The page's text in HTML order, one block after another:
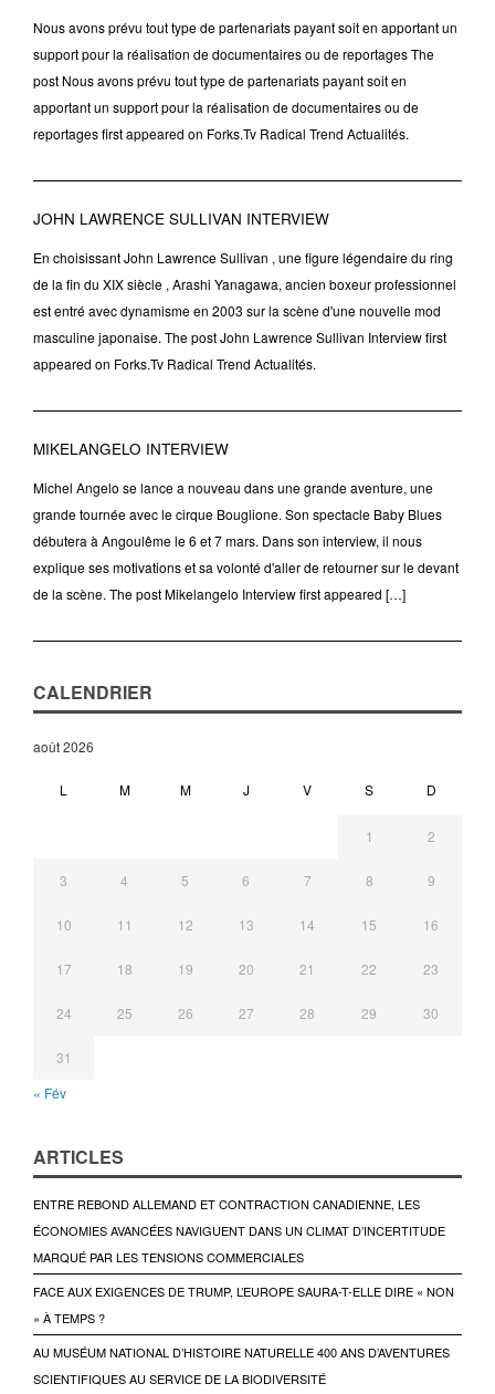
Nous avons prévu tout type de partenariats payant soit en apportant un
support pour la réalisation de documentaires ou de reportages The
post Nous avons prévu tout type de partenariats payant soit en
apportant un support pour la réalisation de documentaires ou de
reportages first appeared on Forks.Tv Radical Trend Actualités.
JOHN LAWRENCE SULLIVAN INTERVIEW
En choisissant John Lawrence Sullivan , une figure légendaire du ring
de la fin du XIX siècle , Arashi Yanagawa, ancien boxeur professionnel
est entré avec dynamisme en 2003 sur la scène d'une nouvelle mod
masculine japonaise. The post John Lawrence Sullivan Interview first
appeared on Forks.Tv Radical Trend Actualités.
MIKELANGELO INTERVIEW
Michel Angelo se lance a nouveau dans une grande aventure, une
grande tournée avec le cirque Bouglione. Son spectacle Baby Blues
débutera à Angoulême le 6 et 7 mars. Dans son interview, il nous
explique ses motivations et sa volonté d'aller de retourner sur le devant
de la scène. The post Mikelangelo Interview first appeared […]
CALENDRIER
août 2026
L M M J V S D
1 2
3 4 5 6 7 8 9
10 11 12 13 14 15 16
17 18 19 20 21 22 23
24 25 26 27 28 29 30
31
« Fév
ARTICLES
ENTRE REBOND ALLEMAND ET CONTRACTION CANADIENNE, LES
ÉCONOMIES AVANCÉES NAVIGUENT DANS UN CLIMAT D’INCERTITUDE
MARQUÉ PAR LES TENSIONS COMMERCIALES
FACE AUX EXIGENCES DE TRUMP, L’EUROPE SAURA-T-ELLE DIRE « NON
» À TEMPS ?
AU MUSÉUM NATIONAL D’HISTOIRE NATURELLE 400 ANS D’AVENTURES
SCIENTIFIQUES AU SERVICE DE LA BIODIVERSITÉ